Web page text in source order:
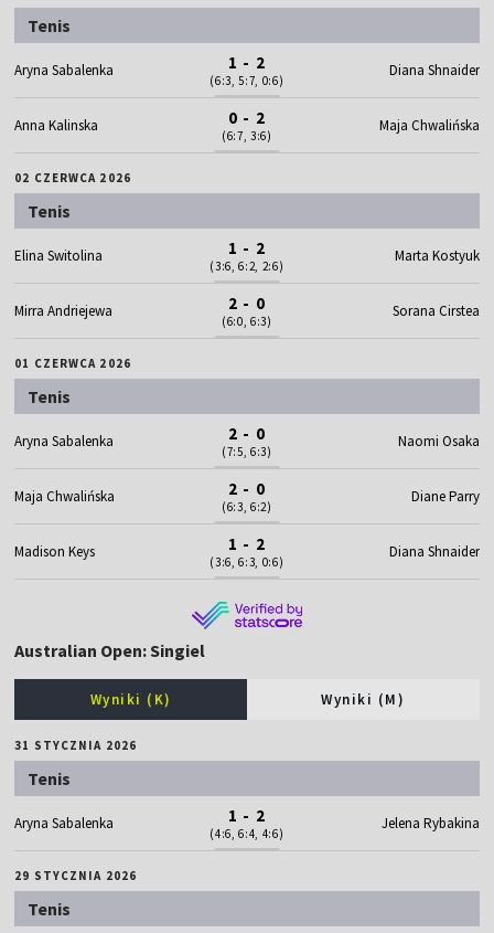
Tenis
Aryna Sabalenka 1 - 2
(6:3, 5:7, 0:6)
Diana Shnaider
Anna Kalinska 0 - 2
(6:7, 3:6)
Maja Chwalińska
02 CZERWCA 2026
Tenis
Elina Switolina 1 - 2
(3:6, 6:2, 2:6)
Marta Kostyuk
Mirra Andriejewa 2 - 0
(6:0, 6:3)
Sorana Cirstea
01 CZERWCA 2026
Tenis
Aryna Sabalenka 2 - 0
(7:5, 6:3)
Naomi Osaka
Maja Chwalińska 2 - 0
(6:3, 6:2)
Diane Parry
Madison Keys 1 - 2
(3:6, 6:3, 0:6)
Diana Shnaider
Australian Open: Singiel
Wyniki (K) Wyniki (M)
31 STYCZNIA 2026
Tenis
Aryna Sabalenka 1 - 2
(4:6, 6:4, 4:6)
Jelena Rybakina
29 STYCZNIA 2026
Tenis